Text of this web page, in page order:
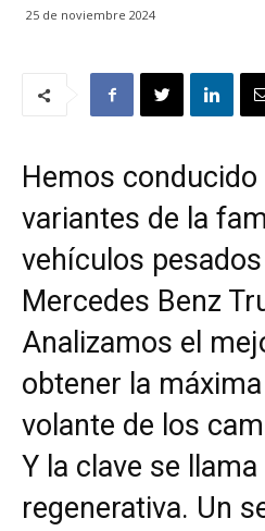
25 de noviembre 2024
Hemos
variantes de la
vehículos
Mercedes Benz
Analizamos el
obtener la
volante de los
Y la clave se
regenerativa. Un